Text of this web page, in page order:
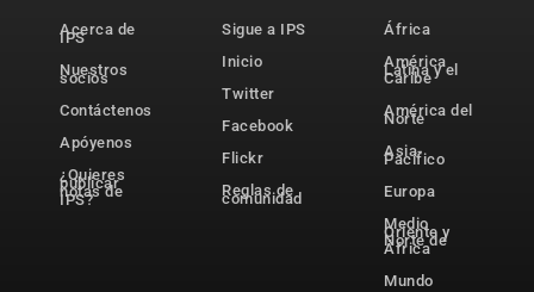
Acerca de
IPS
Nuestros
socios
Contáctenos
Apóyenos
¿Quieres
publicar
notas de
IPS?
Sigue a IPS
Inicio
Twitter
Facebook
Flickr
Reglas de
comunidad
África
América
Latina y el
Caribe
América del
Norte
Asia-
Pacífico
Europa
Medio
Oriente y
Norte de
África
Mundo